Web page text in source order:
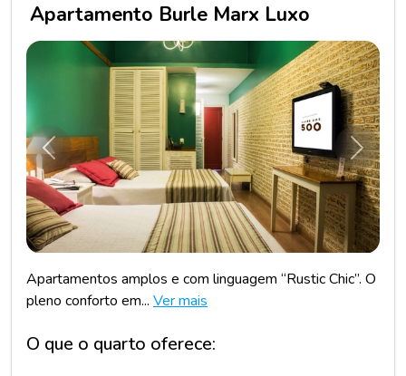
Apartamento Burle Marx Luxo
Anterior
Apartamentos amplos e com linguagem “Rustic Chic”. O
pleno conforto em... Ver mais
O que o quarto oferece: